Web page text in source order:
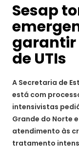
Sesap
de UTIs
A Secretaria de
está com
intensivistas
Grande do Norte
atendimento às
tratamento